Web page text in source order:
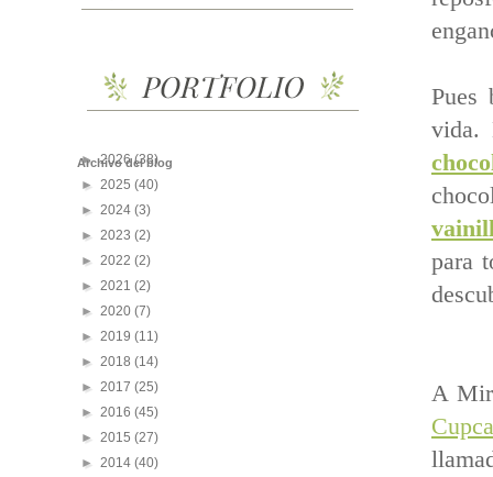
Pues
vida.
para
A
Archivo del blog
►2026(38)
► 2025 (40)
► 2024 (3)
► 2023 (2)
► 2022 (2)
► 2021 (2)
► 2020 (7)
► 2019 (11)
► 2018 (14)
► 2017 (25)
► 2016 (45)
► 2015 (27)
► 2014 (40)